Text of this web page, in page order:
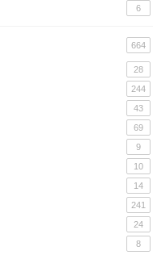
6
664
28
244
43
69
9
10
14
241
24
8